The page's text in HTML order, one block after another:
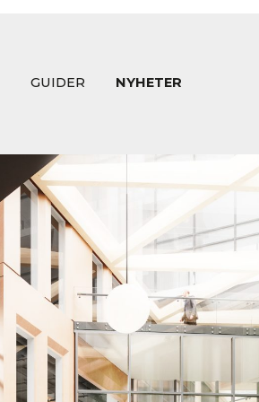
GUIDER NYHETER